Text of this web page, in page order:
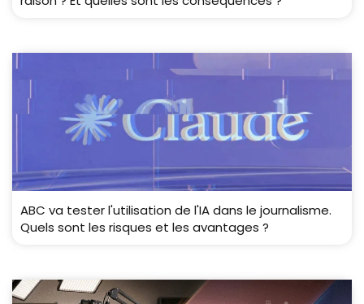
ABC va tester l'utilisation de l'IA dans le journalisme.
Quels sont les risques et les avantages ?